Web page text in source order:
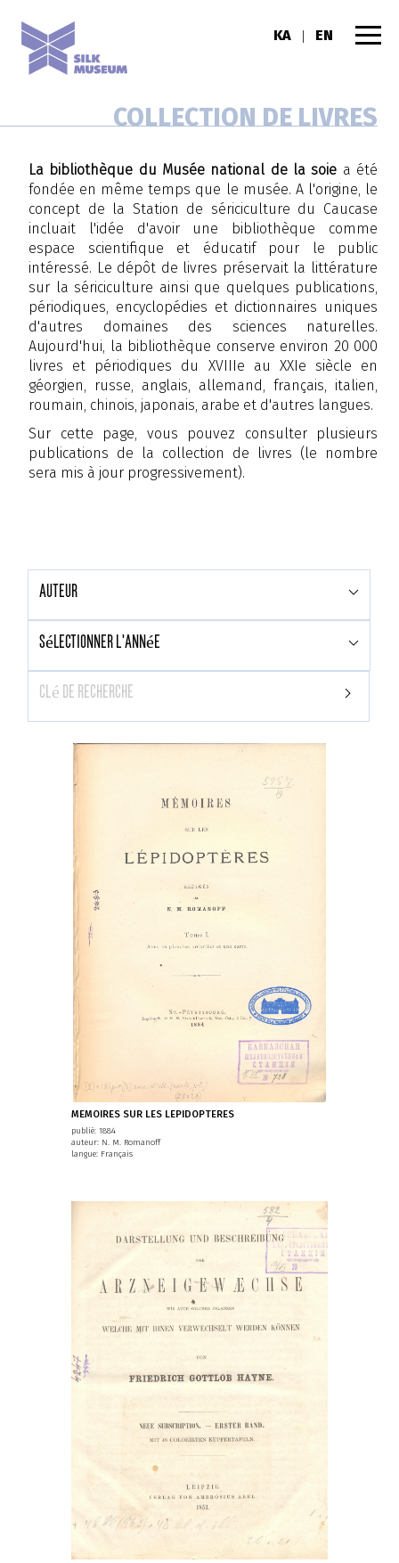
KA | EN
COLLECTION DE LIVRES
La bibliothèque du Musée national de la soie a été
fondée en même temps que le musée. A l'origine, le
concept de la Station de sériciculture du Caucase
incluait l'idée d'avoir une bibliothèque comme
espace scientifique et éducatif pour le public
intéressé. Le dépôt de livres préservait la littérature
sur la sériciculture ainsi que quelques publications,
périodiques, encyclopédies et dictionnaires uniques
d'autres domaines des sciences naturelles.
Aujourd'hui, la bibliothèque conserve environ 20 000
livres et périodiques du XVIIIe au XXIe siècle en
géorgien, russe, anglais, allemand, français, italien,
roumain, chinois, japonais, arabe et d'autres langues.
Sur cette page, vous pouvez consulter plusieurs
publications de la collection de livres (le nombre
sera mis à jour progressivement).
auteur
sélectionner l'année
MEMOIRES SUR LES LEPIDOPTERES
publié: 1884
auteur: N. M. Romanoff
langue: Français